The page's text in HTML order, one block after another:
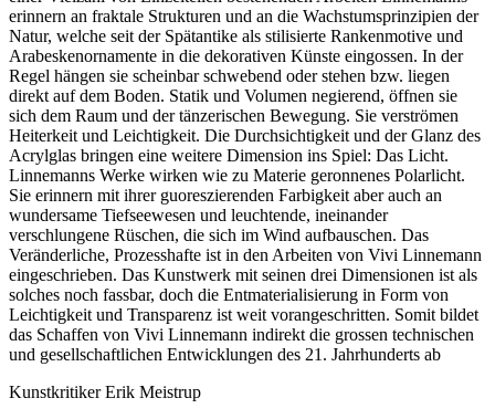
erinnern an fraktale Strukturen und an die Wachstumsprinzipien der
Natur, welche seit der Spätantike als stilisierte Rankenmotive und
Arabeskenornamente in die dekorativen Künste eingossen. In der
Regel hängen sie scheinbar schwebend oder stehen bzw. liegen
direkt auf dem Boden. Statik und Volumen negierend, öffnen sie
sich dem Raum und der tänzerischen Bewegung. Sie verströmen
Heiterkeit und Leichtigkeit. Die Durchsichtigkeit und der Glanz des
Acrylglas bringen eine weitere Dimension ins Spiel: Das Licht.
Linnemanns Werke wirken wie zu Materie geronnenes Polarlicht.
Sie erinnern mit ihrer guoreszierenden Farbigkeit aber auch an
wundersame Tiefseewesen und leuchtende, ineinander
verschlungene Rüschen, die sich im Wind aufbauschen. Das
Veränderliche, Prozesshafte ist in den Arbeiten von Vivi Linnemann
eingeschrieben. Das Kunstwerk mit seinen drei Dimensionen ist als
solches noch fassbar, doch die Entmaterialisierung in Form von
Leichtigkeit und Transparenz ist weit vorangeschritten. Somit bildet
das Schaffen von Vivi Linnemann indirekt die grossen technischen
und gesellschaftlichen Entwicklungen des 21. Jahrhunderts ab
Kunstkritiker Erik Meistrup